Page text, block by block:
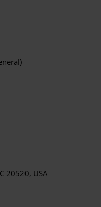
20520, USA